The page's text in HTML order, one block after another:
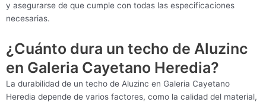
y asegurarse de que cumple con todas las especificaciones
necesarias.
¿Cuánto dura un techo de Aluzinc
en Galeria Cayetano Heredia?
La durabilidad de un techo de Aluzinc en Galeria Cayetano
Heredia depende de varios factores, como la calidad del material,